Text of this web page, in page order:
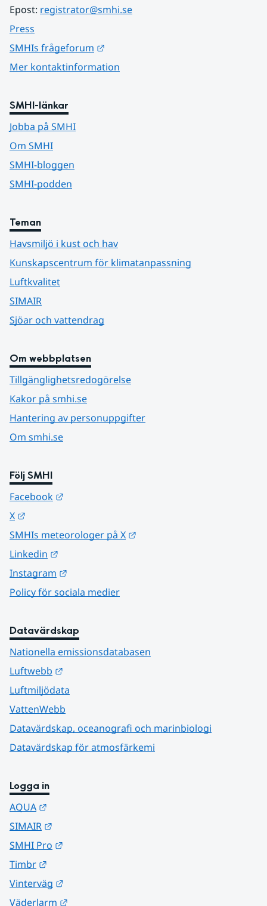
Epost: registrator@smhi.se
Press
SMHIs frågeforum
Mer kontaktinformation
SMHI-länkar
Jobba på SMHI
Om SMHI
SMHI-bloggen
SMHI-podden
Teman
Havsmiljö i kust och hav
Kunskapscentrum för klimatanpassning
Luftkvalitet
SIMAIR
Sjöar och vattendrag
Om webbplatsen
Tillgänglighetsredogörelse
Kakor på smhi.se
Hantering av personuppgifter
Om smhi.se
Följ SMHI
Facebook
X
SMHIs meteorologer på X
Linkedin
Instagram
Policy för sociala medier
Datavärdskap
Nationella emissionsdatabasen
Luftwebb
Luftmiljödata
VattenWebb
Datavärdskap, oceanografi och marinbiologi
Datavärdskap för atmosfärkemi
Logga in
AQUA
SIMAIR
SMHI Pro
Timbr
Vinterväg
Väderlarm